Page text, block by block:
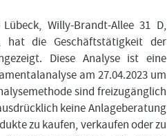
Willy-Brandt-Allee 31 D,
hat die Geschäftstätigkeit der
Diese Analyse ist eine
am 27.04.2023 um
sind freizugänglich
keine Anlageberatung
zu kaufen, verkaufen oder zu